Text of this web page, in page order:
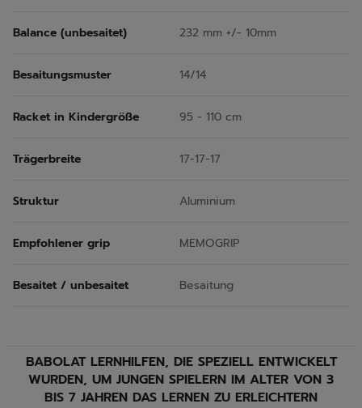
Balance (unbesaitet) 232 mm +/- 10mm
Besaitungsmuster 14/14
Racket in Kindergröße 95 - 110 cm
Trägerbreite 17-17-17
Struktur Aluminium
Empfohlener grip MEMOGRIP
Besaitet / unbesaitet Besaitung
BABOLAT LERNHILFEN, DIE SPEZIELL ENTWICKELT
WURDEN, UM JUNGEN SPIELERN IM ALTER VON 3
BIS 7 JAHREN DAS LERNEN ZU ERLEICHTERN